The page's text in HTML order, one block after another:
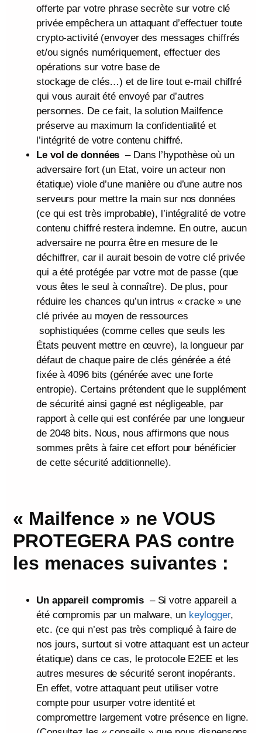
offerte par votre phrase secrète sur votre clé
privée empêchera un attaquant d’effectuer toute
crypto-activité (envoyer des messages chiffrés
et/ou signés numériquement, effectuer des
opérations sur votre base de
stockage de clés…) et de lire tout e-mail chiffré
qui vous aurait été envoyé par d’autres
personnes. De ce fait, la solution Mailfence
préserve au maximum la confidentialité et
l’intégrité de votre contenu chiffré.
Le vol de données – Dans l’hypothèse où un
adversaire fort (un Etat, voire un acteur non
étatique) viole d’une manière ou d’une autre nos
serveurs pour mettre la main sur nos données
(ce qui est très improbable), l’intégralité de votre
contenu chiffré restera indemne. En outre, aucun
adversaire ne pourra être en mesure de le
déchiffrer, car il aurait besoin de votre clé privée
qui a été protégée par votre mot de passe (que
vous êtes le seul à connaître). De plus, pour
réduire les chances qu’un intrus « cracke » une
clé privée au moyen de ressources
sophistiquées (comme celles que seuls les
États peuvent mettre en œuvre), la longueur par
défaut de chaque paire de clés générée a été
fixée à 4096 bits (générée avec une forte
entropie). Certains prétendent que le supplément
de sécurité ainsi gagné est négligeable, par
rapport à celle qui est conférée par une longueur
de 2048 bits. Nous, nous affirmons que nous
sommes prêts à faire cet effort pour bénéficier
de cette sécurité additionnelle).
« Mailfence » ne VOUS
PROTEGERA PAS contre
les menaces suivantes :
Un appareil compromis– Si votre appareil a
été compromis par un malware, un keylogger,
etc. (ce qui n’est pas très compliqué à faire de
nos jours, surtout si votre attaquant est un acteur
étatique) dans ce cas, le protocole E2EE et les
autres mesures de sécurité seront inopérants.
En effet, votre attaquant peut utiliser votre
compte pour usurper votre identité et
compromettre largement votre présence en ligne.